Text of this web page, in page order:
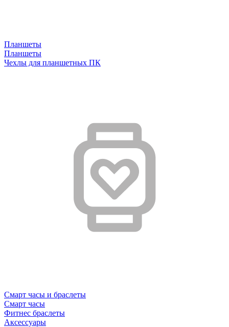
Планшеты
Планшеты
Чехлы для планшетных ПК
Смарт часы и браслеты
Смарт часы
Фитнес браслеты
Аксессуары